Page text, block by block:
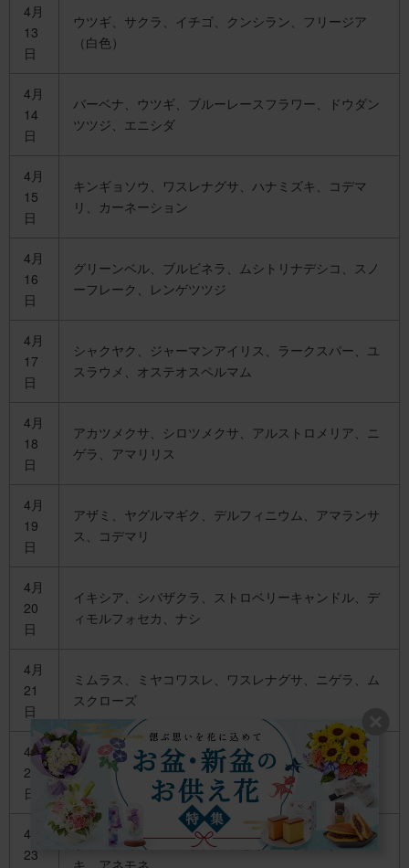
4月
13
日
ウツギ、サクラ、イチゴ、クンシラン、フリージア
（白色）
4月
14
日
バーベナ、ウツギ、ブルーレースフラワー、ドウダン
ツツジ、エニシダ
4月
15
日
キンギョソウ、ワスレナグサ、ハナミズキ、コデマ
リ、カーネーション
4月
16
日
グリーンベル、ブルビネラ、ムシトリナデシコ、スノ
ーフレーク、レンゲツツジ
4月
17
日
シャクヤク、ジャーマンアイリス、ラークスパー、ユ
スラウメ、オステオスペルマム
4月
18
日
アカツメクサ、シロツメクサ、アルストロメリア、ニ
ゲラ、アマリリス
4月
19
日
アザミ、ヤグルマギク、デルフィニウム、アマランサ
ス、コデマリ
4月
20
日
イキシア、シバザクラ、ストロベリーキャンドル、デ
ィモルフォセカ、ナシ
4月
21
日
ミムラス、ミヤコワスレ、ワスレナグサ、ニゲラ、ム
スクローズ
4月
22
日
ギボウシ、アスター、ムシトリナデシコ、アザミ、ム
スカリ
4月
23
ポピー、カンパニュラ、ニワゼキショウ、ハナミズ
キ、アネモネ